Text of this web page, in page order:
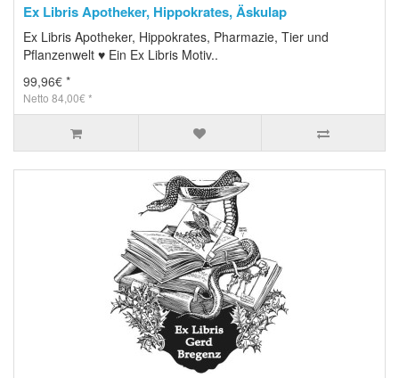
Ex Libris Apotheker, Hippokrates, Äskulap
Ex Libris Apotheker, Hippokrates, Pharmazie, Tier und
Pflanzenwelt ♥ Ein Ex Libris Motiv..
99,96€ *
Netto 84,00€ *